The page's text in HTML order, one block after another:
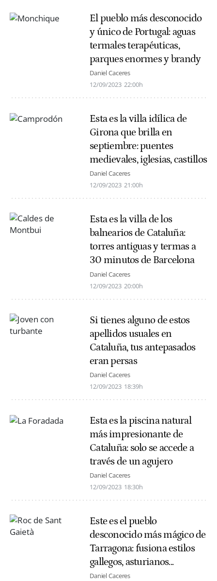
El pueblo más desconocido
y único de Portugal: aguas
termales terapéuticas,
parques enormes y brandy
Daniel Caceres
12/09/2023 22:00h
Esta es la villa idílica de
Girona que brilla en
septiembre: puentes
medievales, iglesias, castillos
Daniel Caceres
12/09/2023 21:00h
Esta es la villa de los
balnearios de Cataluña:
torres antiguas y termas a
30 minutos de Barcelona
Daniel Caceres
12/09/2023 20:00h
Si tienes alguno de estos
apellidos usuales en
Cataluña, tus antepasados
eran persas
Daniel Caceres
12/09/2023 18:39h
Esta es la piscina natural
más impresionante de
Cataluña: solo se accede a
través de un agujero
Daniel Caceres
12/09/2023 18:30h
Este es el pueblo
desconocido más mágico de
Tarragona: fusiona estilos
gallegos, asturianos...
Daniel Caceres